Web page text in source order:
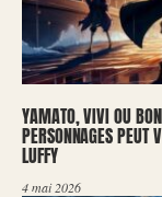
YAMATO, VIVI OU
PERSONNAGES
LUFFY
4 mai 2026